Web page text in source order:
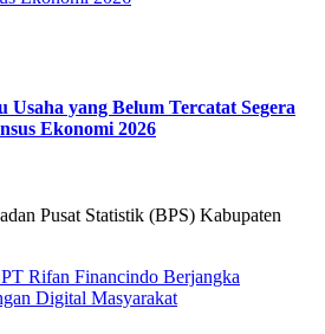
yang Belum Tercatat Segera
Ekonomi 2026
Pusat Statistik (BPS) Kabupaten